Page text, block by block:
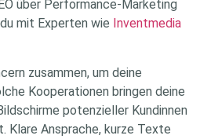
über Performance-Marketing
mit Experten wie Inventmedia
zusammen, um deine
Kooperationen bringen deine
potenzieller Kundinnen
Klare Ansprache, kurze Texte